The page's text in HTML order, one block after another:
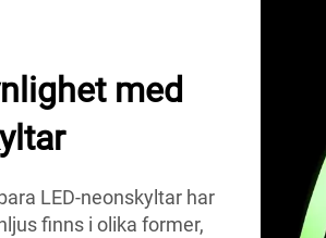
med
LED-neonskyltar har
finns i olika former,